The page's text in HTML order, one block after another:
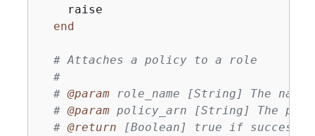
    raise
end
# Attaches a policy to a role
#
# @param role_name [String] The
# @param policy_arn [String] The
# @return [Boolean] true if